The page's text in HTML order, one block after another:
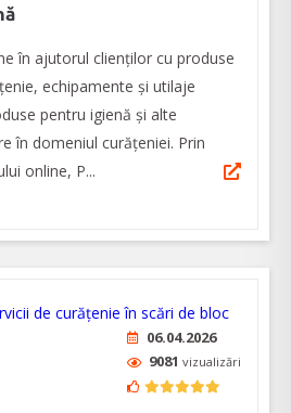
în ajutorul clienților cu produse
echipamente şi utilaje
pentru igienă și alte
în domeniul curăţeniei. Prin
online, P...
06.04.2026
9081 vizualizări